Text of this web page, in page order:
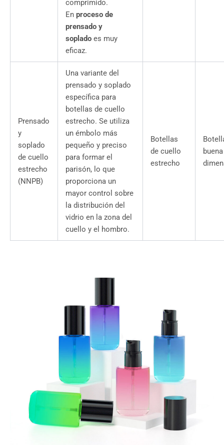
comprimido.
En proceso de
prensado y
sopladoes muy
eficaz.
Prensado
y
soplado
de cuello
estrecho
(NNPB)
Una variante del
prensado y soplado
específica para
botellas de cuello
estrecho. Se utiliza
un émbolo más
pequeño y preciso
para formar el
parisón, lo que
proporciona un
mayor control sobre
la distribución del
vidrio en la zona del
cuello y el hombro.
Botellas
de cuello
estrecho